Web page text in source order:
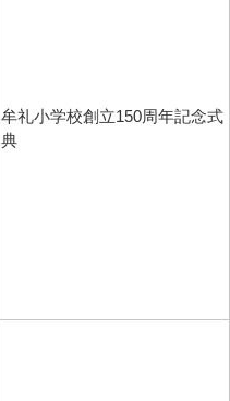
牟礼小学校創立150周年記念式
典